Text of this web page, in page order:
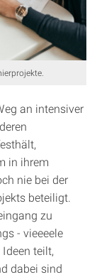
an intensiver
in ihrem
nie bei der
beteiligt.
zu
- vieeeele
teilt,
dabei sind